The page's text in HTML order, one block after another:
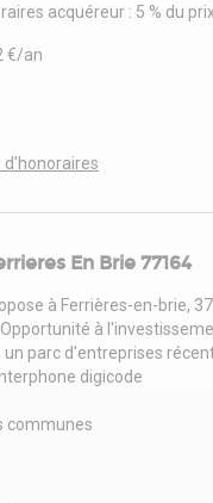
acquéreur : 5 % du
€/an
d'honoraires
En Brie 77164
à Ferrières-en-brie,
Opportunité à
un parc d'entreprises
digicode
communes
et plinthes périphériques